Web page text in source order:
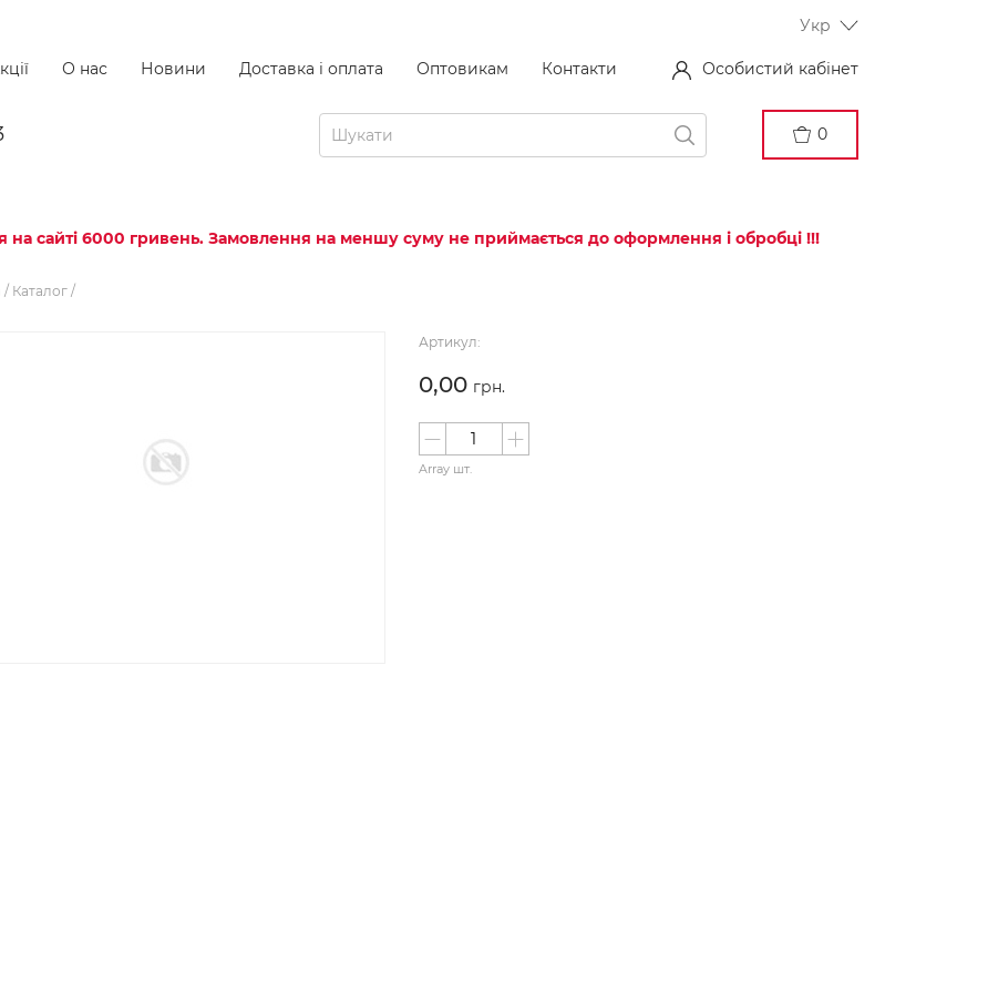
Укр
О нас Новини Доставка і оплата Оптовикам Контакти Особистий кабінет
0
на сайті 6000 гривень. Замовлення на меншу суму не приймається до оформлення і обробці !!!
/ Каталог /
Артикул:
0,00 грн.
Array шт.